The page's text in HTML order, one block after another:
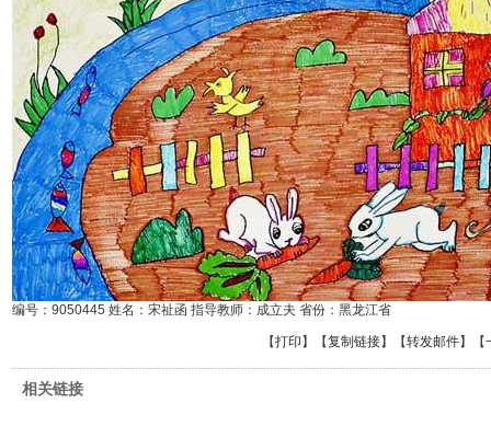
编号：9050445 姓名：宋祉函 指导教师：成立夫 省份：黑龙江省
【打印 】【复制链接】【转发邮件】
相关链接